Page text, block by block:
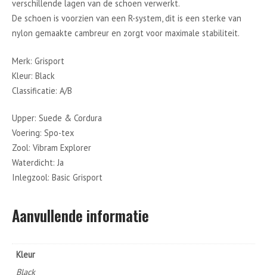
verschillende lagen van de schoen verwerkt.
De schoen is voorzien van een R-system, dit is een sterke van
nylon gemaakte cambreur en zorgt voor maximale stabiliteit.
Merk: Grisport
Kleur: Black
Classificatie: A/B
Upper: Suede & Cordura
Voering: Spo-tex
Zool: Vibram Explorer
Waterdicht: Ja
Inlegzool: Basic Grisport
Aanvullende informatie
Kleur
Black